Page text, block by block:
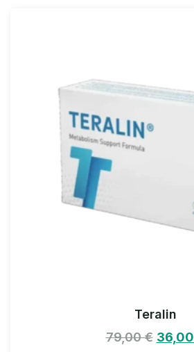
Teralin
79,00€ 36,00